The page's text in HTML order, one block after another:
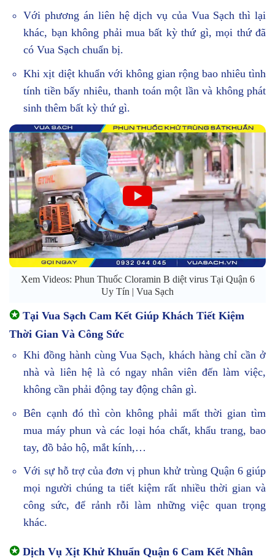
Với phương án liên hệ dịch vụ của Vua Sạch thì lại
khác, bạn không phải mua bất kỳ thứ gì, mọi thứ đã
có Vua Sạch chuẩn bị.
Khi xịt diệt khuẩn với không gian rộng bao nhiêu tình
tính tiền bấy nhiêu, thanh toán một lần và không phát
sinh thêm bất kỳ thứ gì.
Xem Videos: Phun Thuốc Cloramin B diệt virus Tại Quận 6
Uy Tín | Vua Sạch
✪ Tại Vua Sạch Cam Kết Giúp Khách Tiết Kiệm
Thời Gian Và Công Sức
Khi đồng hành cùng Vua Sạch, khách hàng chỉ cần ở
nhà và liên hệ là có ngay nhân viên đến làm việc,
không cần phải động tay động chân gì.
Bên cạnh đó thì còn không phải mất thời gian tìm
mua máy phun và các loại hóa chất, khẩu trang, bao
tay, đồ bảo hộ, mắt kính,…
Với sự hỗ trợ của đơn vị phun khử trùng Quận 6 giúp
mọi người chúng ta tiết kiệm rất nhiều thời gian và
công sức, để rảnh rỗi làm những việc quan trọng
khác.
✪ Dịch Vụ Xịt Khử Khuẩn Quận 6 Cam Kết Nhân